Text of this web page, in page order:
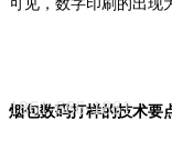
可见，数字印刷的出现
烟包数码打样的技术要
1861-666-1861